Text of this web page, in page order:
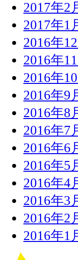
2017年2
2017年1
2016年12
2016年11
2016年10
2016年9
2016年8
2016年7
2016年6
2016年5
2016年4
2016年3
2016年2
2016年1